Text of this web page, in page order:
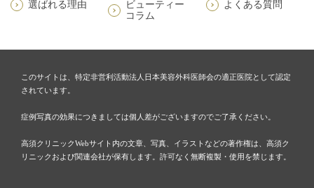
選ばれる理由
ビューティー
コラム
よくある質問
このサイトは、特定非営利活動法人日本美容外科医師会の適正医院として認定
されています。
症例写真の効果につきましては個人差がございますのでご了承ください。
高須クリニックWebサイト内の文章、写真、イラストなどの著作権は、高須ク
リニックおよび関連会社が保有します。許可なく無断複製・使用を禁じます。